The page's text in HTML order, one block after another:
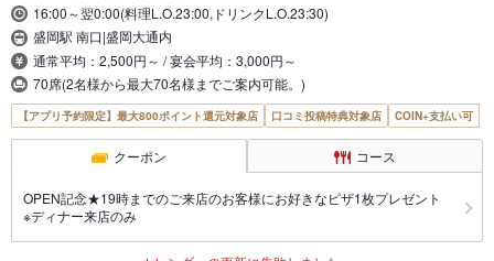
16:00～翌0:00(料理L.O.23:00,ドリンクL.O.23:30)
盛岡駅 南口|盛岡大通内
通常平均：2,500円～ / 宴会平均：3,000円～
70席(2名様から最大70名様までご案内可能。)
【アプリ予約限定】最大800ポイント還元対象店 口コミ投稿特典対象店 COIN+支払い可
クーポン コース
OPEN記念★19時までのご来店のお客様にお好きなピザ1枚プレゼント
※ディナー来店のみ